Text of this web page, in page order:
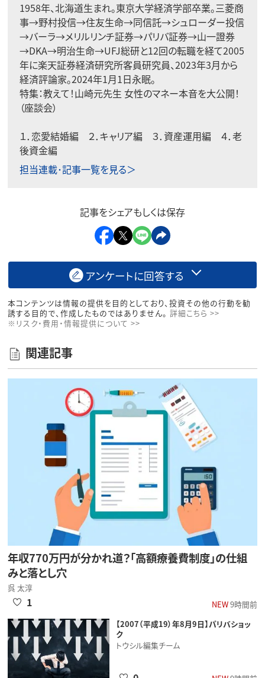
1958年、北海道生まれ。東京大学経済学部卒業。三菱商
事→野村投信→住友生命→同信託→シュローダー投信
→バーラ→メリルリンチ証券→パリバ証券→山一證券
→DKA→明治生命→UFJ総研と12回の転職を経て2005
年に楽天証券経済研究所客員研究員、2023年3月から
経済評論家。2024年1月1日永眠。
特集：教えて！山崎元先生 女性のマネー本音を大公開！
（座談会）
１． 恋愛結婚編 ２．キャリア編 ３． 資産運用編 ４．老
後資金編
担当連載･記事一覧を見る＞
記事をシェアもしくは保存
アンケートに回答する
本コンテンツは情報の提供を目的としており、投資その他の行動を勧
誘する目的で、作成したものではありません。 詳細こちら >>
※リスク・費用・情報提供について >>
関連記事
年収770万円が分かれ道？「高額療養費制度」の仕組
みと落とし穴
呉 太淳
NEW9時間前
1
【2007（平成19）年8月9日】パリバショッ
ク
トウシル編集チーム